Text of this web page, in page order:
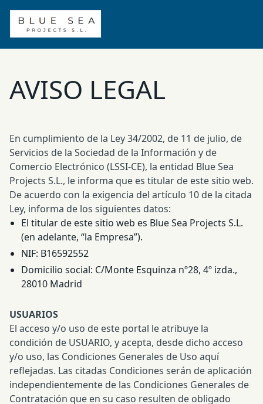
AVISO LEGAL
En cumplimiento de la Ley 34/2002, de 11 de julio, de
Servicios de la Sociedad de la Información y de
Comercio Electrónico (LSSI-CE), la entidad Blue Sea
Projects S.L., le informa que es titular de este sitio web.
De acuerdo con la exigencia del artículo 10 de la citada
Ley, informa de los siguientes datos:
El titular de este sitio web es Blue Sea Projects S.L.
(en adelante, “la Empresa”).
NIF: B16592552
Domicilio social: C/Monte Esquinza nº28, 4º izda.,
28010 Madrid
USUARIOS
El acceso y/o uso de este portal le atribuye la
condición de USUARIO, y acepta, desde dicho acceso
y/o uso, las Condiciones Generales de Uso aquí
reflejadas. Las citadas Condiciones serán de aplicación
independientemente de las Condiciones Generales de
Contratación que en su caso resulten de obligado